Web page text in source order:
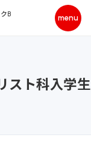
B
スト科入学生